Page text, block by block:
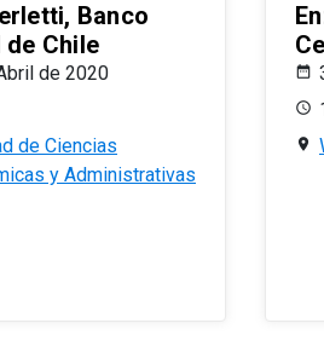
Banco
de Chile
de 2020
de Ciencias
y Administrativas